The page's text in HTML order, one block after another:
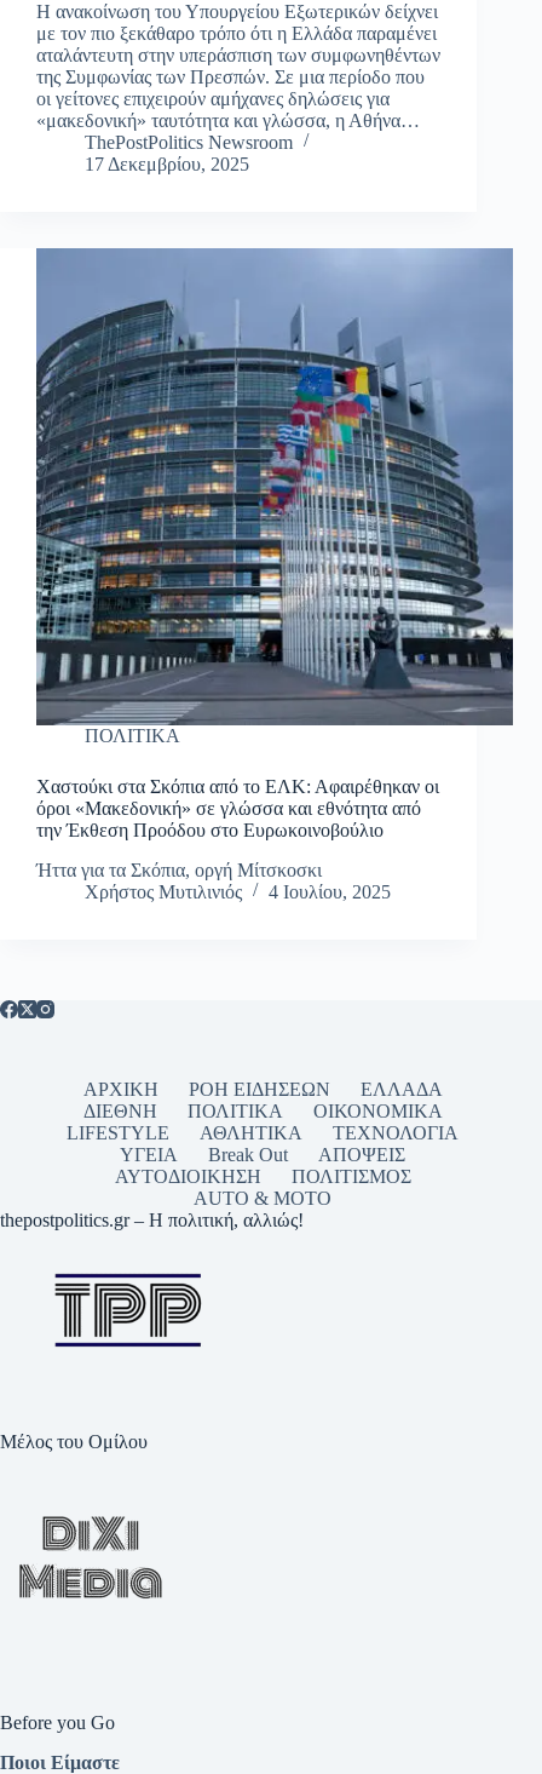
Η ανακοίνωση του Υπουργείου Εξωτερικών δείχνει
με τον πιο ξεκάθαρο τρόπο ότι η Ελλάδα παραμένει
αταλάντευτη στην υπεράσπιση των συμφωνηθέντων
της Συμφωνίας των Πρεσπών. Σε μια περίοδο που
οι γείτονες επιχειρούν αμήχανες δηλώσεις για
«μακεδονική» ταυτότητα και γλώσσα, η Αθήνα…
ThePostPolitics Newsroom
17 Δεκεμβρίου, 2025
ΠΟΛΙΤΙΚΑ
Χαστούκι στα Σκόπια από το ΕΛΚ: Αφαιρέθηκαν οι
όροι «Μακεδονική» σε γλώσσα και εθνότητα από
την Έκθεση Προόδου στο Ευρωκοινοβούλιο
Ήττα για τα Σκόπια, οργή Μίτσκοσκι
Χρήστος Μυτιλινιός
4 Ιουλίου, 2025
ΑΡΧΙΚΗ ΡΟΗ ΕΙΔΗΣΕΩΝ
ΕΛΛΑΔΑ
ΔΙΕΘΝΗ
ΠΟΛΙΤΙΚΑ
ΟΙΚΟΝΟΜΙΚΑ
LIFESTYLE
ΑΘΛΗΤΙΚΑ
ΤΕΧΝΟΛΟΓΙΑ
ΥΓΕΙΑ
Break Out
ΑΠΟΨΕΙΣ
ΑΥΤΟΔΙΟΙΚΗΣΗ
ΠΟΛΙΤΙΣΜΟΣ
AUTO & MOTO
thepostpolitics.gr – Η πολιτική, αλλιώς!
Μέλος του Ομίλου
Before you Go
Ποιοι Είμαστε